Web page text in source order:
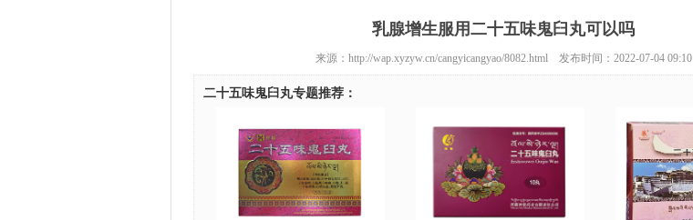
乳腺增生服用二十五味鬼臼丸可以吗
来源：http://wap.xyzyw.cn/cangyicangyao/8082.html 发布时间：2022-07-04 09:10
二十五味鬼臼丸专题推荐：